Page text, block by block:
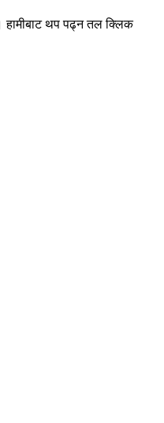
हामीबाट थप पढ्न तल क्लिक